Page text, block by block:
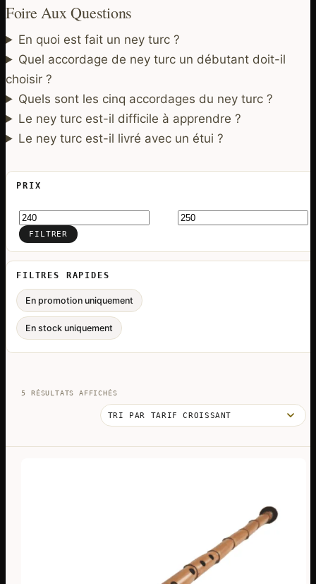
Foire Aux Questions
En quoi est fait un ney turc ?
Quel accordage de ney turc un débutant doit-il
choisir ?
Quels sont les cinq accordages du ney turc ?
Le ney turc est-il difficile à apprendre ?
Le ney turc est-il livré avec un étui ?
PRIX
Prix
min
Prix
maxFILTRER
FILTRES RAPIDES
En promotion uniquement
En stock uniquement
5 RÉSULTATS AFFICHÉSTRIÉ
PRIX